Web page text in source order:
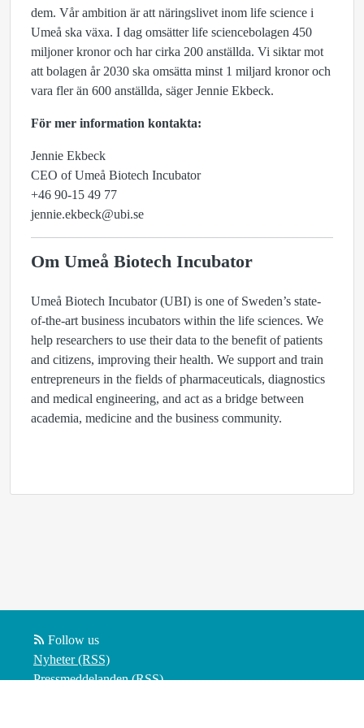
dem. Vår ambition är att näringslivet inom life science i
Umeå ska växa. I dag omsätter life sciencebolagen 450
miljoner kronor och har cirka 200 anställda. Vi siktar mot
att bolagen år 2030 ska omsätta minst 1 miljard kronor och
vara fler än 600 anställda, säger Jennie Ekbeck.
För mer information kontakta:
Jennie Ekbeck
CEO of Umeå Biotech Incubator
+46 90-15 49 77
jennie.ekbeck@ubi.se
Om Umeå Biotech Incubator
Umeå Biotech Incubator (UBI) is one of Sweden’s state-
of-the-art business incubators within the life sciences. We
help researchers to use their data to the benefit of patients
and citizens, improving their health. We support and train
entrepreneurs in the fields of pharmaceuticals, diagnostics
and medical engineering, and act as a bridge between
academia, medicine and the business community.
Follow us
Nyheter (RSS)
Pressmeddelanden (RSS)